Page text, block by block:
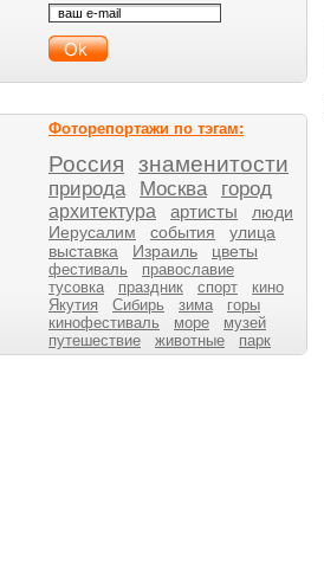
Фоторепортажи по тэгам:
Россия знаменитости
природа Москва город
архитектура артисты
люди
Иерусалим
события
улица
выставка
Израиль цветы
фестиваль
православие
тусовка
праздник спорт
кино
Якутия
Сибирь зима
горы
кинофестиваль
море
музей
путешествие
животные парк